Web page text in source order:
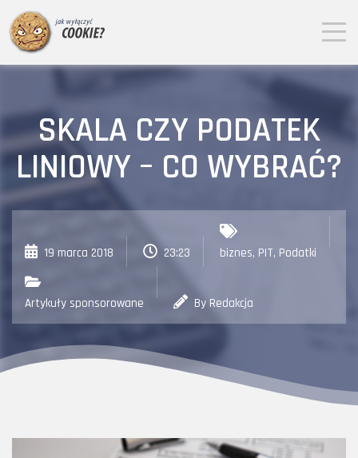
SKALA CZY PODATEK
LINIOWY – CO WYBRAĆ?
19 marca 2018 23:23 biznes, PIT, Podatki
Artykuły sponsorowane By Redakcja